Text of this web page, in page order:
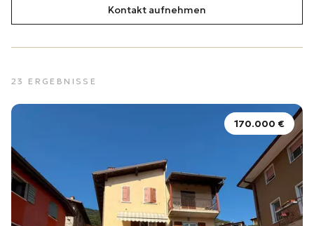
Kontakt aufnehmen
23 ERGEBNISSE
170.000 €